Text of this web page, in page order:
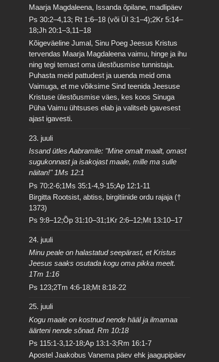
Maarja Magdaleena, Issanda õpilane, madlipäev
Ps 30:2–4,13; Rt 1:6–18 (või Ül 3:1–4);2Kr 5:14–
18;Jh 20:1–3,11–18
Kõigeväeline Jumal, Sinu Poeg Jeesus Kristus
tervendas Maarja Magdaleena vaimu, hinge ja ihu
ning tegi temast oma ülestõusmise tunnistaja.
Puhasta meid pattudest ja uuenda meid oma
Vaimuga, et me võiksime Sind teenida Jeesuse
Kristuse ülestõusmise väes, kes koos Sinuga
Püha Vaimu ühtsuses elab ja valitseb igavesest
ajast igavesti.
23. juuli
Issand ütles Aabramile: "Mine omalt maalt, omast
sugukonnast ja isakojast maale, mille ma sulle
näitan!" 1Ms 12:1
Ps 70:2-6;1Ms 35:1-4,9-15;Ap 12:1-11
Birgitta Rootsist, abtiss, birgitiinide ordu rajaja (†
1373)
Ps 9:8–12;Õp 31:10–31;1Kr 2:6–12;Mt 13:10–17
24. juuli
Minu peale on halastatud seepärast, et Kristus
Jeesus saaks osutada kogu oma pikka meelt.
1Tm 1:16
Ps 123;2Tm 4:6-18;Mt 8:18-22
25. juuli
Kogu maale on kostnud nende hääl ja ilmamaa
äärteni nende sõnad. Rm 10:18
Ps 115:1-3,12-18;Ap 13:1-3;Rm 16:1-7
Apostel Jaakobus Vanema päev ehk jaagupipäev